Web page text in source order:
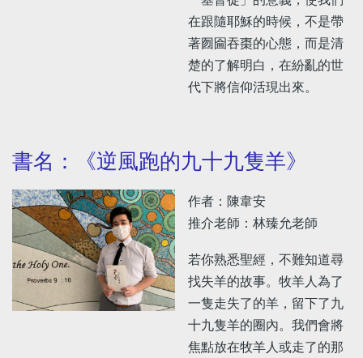
在跟隨耶穌的時候，不是帶
著囫圇吞棗的心態，而是清
楚的了解明白，在紛亂的世
代下將信仰活現出來。
書名：《逆風跑的九十九隻羊》
作者：陳韋安
推介老師：林臻允老師
若你熟悉聖經，不難知道尋
找失羊的故事。牧羊人為了
一隻走失了的羊，留下了九
十九隻羊的圈內。我們會將
焦點放在牧羊人或走了的那